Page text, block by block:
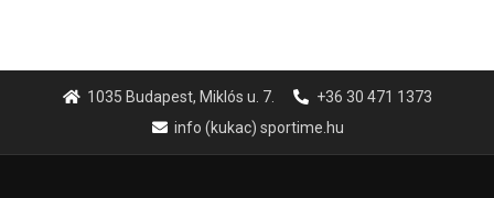
1035 Budapest, Miklós u. 7.
+36 30 471 1373
info (kukac) sportime.hu